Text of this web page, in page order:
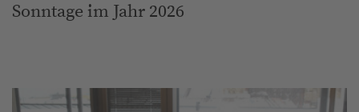
Sonntage im Jahr 2026